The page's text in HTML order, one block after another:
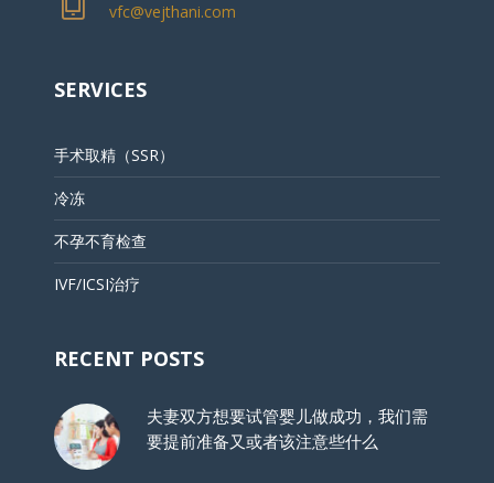
vfc@vejthani.com
SERVICES
手术取精（SSR）
冷冻
不孕不育检查
IVF/ICSI治疗
RECENT POSTS
夫妻双方想要试管婴儿做成功，我们需
要提前准备又或者该注意些什么